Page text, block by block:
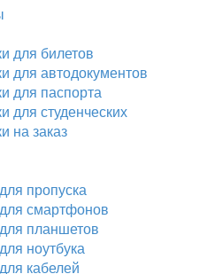
для билетов
для автодокументов
для паспорта
для студенческих
на заказ
пропуска
смартфонов
планшетов
ноутбука
кабелей